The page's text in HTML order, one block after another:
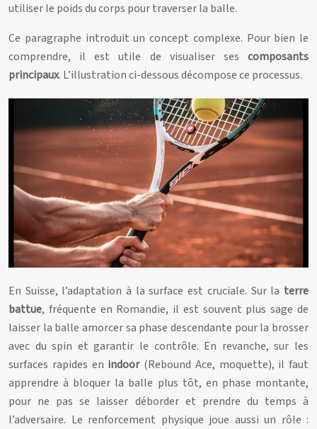
utiliser le poids du corps pour traverser la balle.
Ce paragraphe introduit un concept complexe. Pour bien le
comprendre, il est utile de visualiser ses composants
principaux. L’illustration ci-dessous décompose ce processus.
En Suisse, l’adaptation à la surface est cruciale. Sur la terre
battue, fréquente en Romandie, il est souvent plus sage de
laisser la balle amorcer sa phase descendante pour la brosser
avec du spin et garantir le contrôle. En revanche, sur les
surfaces rapides en indoor(Rebound Ace, moquette), il faut
apprendre à bloquer la balle plus tôt, en phase montante,
pour ne pas se laisser déborder et prendre du temps à
l’adversaire. Le renforcement physique joue aussi un rôle :